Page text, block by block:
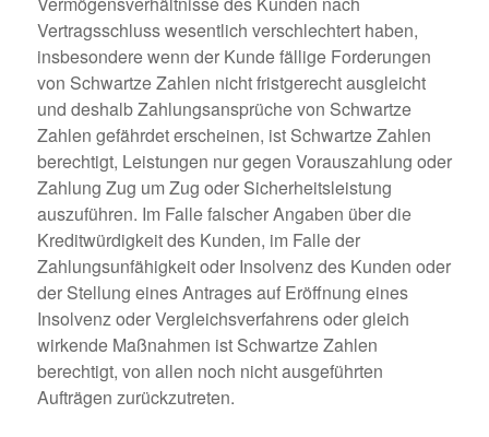
Vertragsschluss wesentlich verschlechtert haben,
insbesondere wenn der Kunde fällige Forderungen
von Schwartze Zahlen nicht fristgerecht ausgleicht
und deshalb Zahlungsansprüche von Schwartze
Zahlen gefährdet erscheinen, ist Schwartze Zahlen
berechtigt, Leistungen nur gegen Vorauszahlung oder
Zahlung Zug um Zug oder Sicherheitsleistung
auszuführen. Im Falle falscher Angaben über die
Kreditwürdigkeit des Kunden, im Falle der
Zahlungsunfähigkeit oder Insolvenz des Kunden oder
der Stellung eines Antrages auf Eröffnung eines
Insolvenz oder Vergleichsverfahrens oder gleich
wirkende Maßnahmen ist Schwartze Zahlen
berechtigt, von allen noch nicht ausgeführten
Aufträgen zurückzutreten.